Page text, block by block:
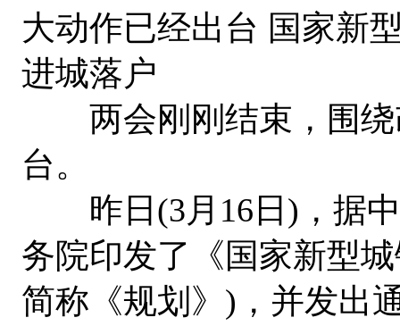
大动作已经出台 国家新
进城落户
两会刚刚结束，围绕
台。
昨日(3月16日)，据中
务院印发了《国家新型
简称《规划》)，并发出